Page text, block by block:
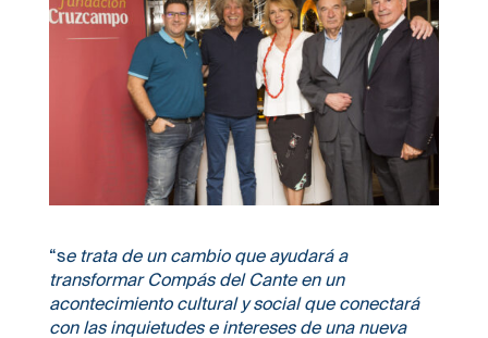
“se trata de un cambio que ayudará a
transformar Compás del Cante en un
acontecimiento cultural y social que conectará
con las inquietudes e intereses de una nueva